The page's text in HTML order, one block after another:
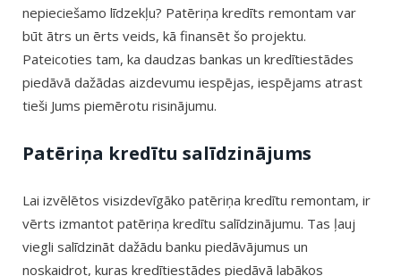
nepieciešamo līdzekļu? Patēriņa kredīts remontam var
būt ātrs un ērts veids, kā finansēt šo projektu.
Pateicoties tam, ka daudzas bankas un kredītiestādes
piedāvā dažādas aizdevumu iespējas, iespējams atrast
tieši Jums piemērotu risinājumu.
Patēriņa kredītu salīdzinājums
Lai izvēlētos visizdevīgāko patēriņa kredītu remontam, ir
vērts izmantot patēriņa kredītu salīdzinājumu. Tas ļauj
viegli salīdzināt dažādu banku piedāvājumus un
noskaidrot, kuras kredītiestādes piedāvā labākos